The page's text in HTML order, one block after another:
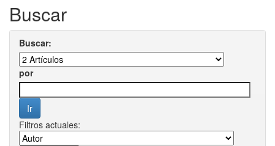
Buscar
Buscar:
por
Filtros actuales: